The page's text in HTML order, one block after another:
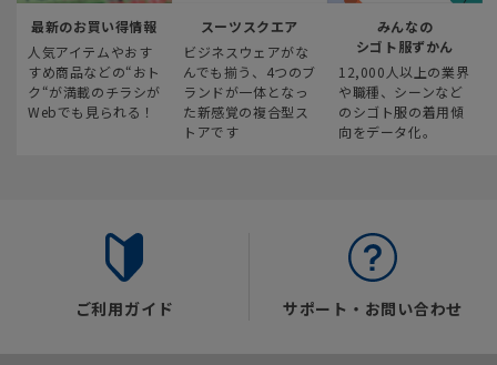
最新のお買い得情報
人気アイテムやおす
すめ商品などの“おト
ク“が満載のチラシが
Webでも見られる！
スーツスクエア
ビジネスウェアがな
んでも揃う、4つのブ
ランドが一体となっ
た新感覚の複合型ス
トアです
みんなの
シゴト服ずかん
12,000人以上の業界
や職種、シーンなど
のシゴト服の着用傾
向をデータ化。
ご利用ガイド サポート・お問い合わせ